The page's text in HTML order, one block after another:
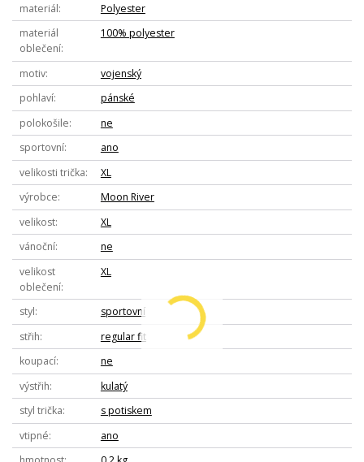
materiál
Polyester
materiál
oblečení
100% polyester
motiv
vojenský
pohlaví
pánské
polokošile
ne
sportovní
ano
velikosti trička
XL
výrobce
Moon River
velikost
XL
vánoční
ne
velikost
oblečení
XL
styl
sportovní
střih
regular fit
koupací
ne
výstřih
kulatý
styl trička
s potiskem
vtipné
ano